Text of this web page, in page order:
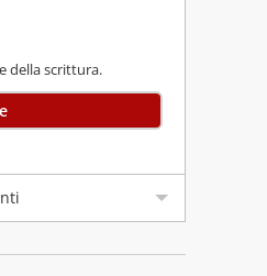
della scrittura.